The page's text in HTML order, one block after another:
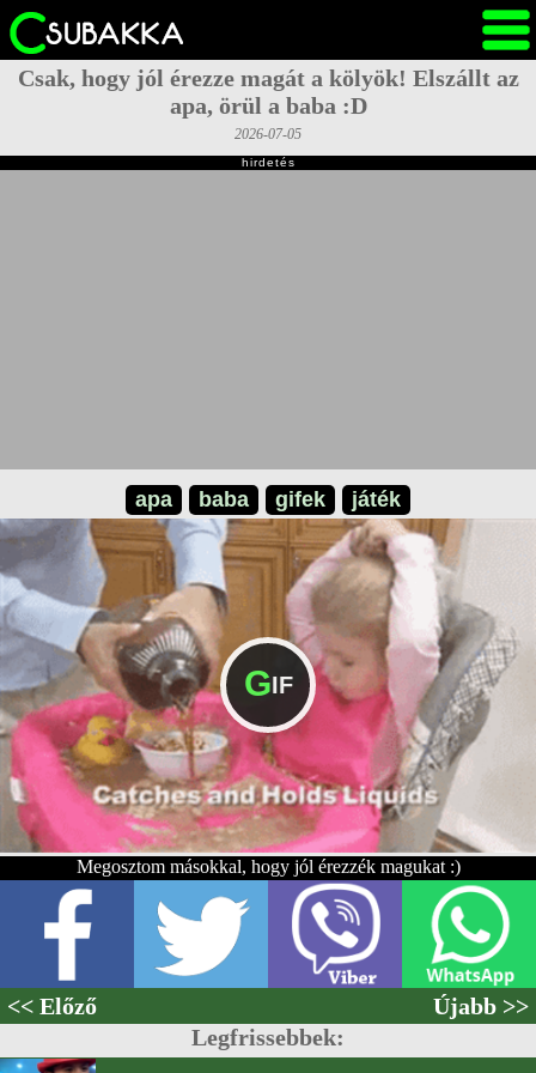
Csak, hogy jól érezze magát a kölyök! Elszállt az
apa, örül a baba :D
2026-07-05
hirdetés
apa baba gifek játék
GIF
Megosztom másokkal, hogy jól érezzék magukat :)
<< Előző
Újabb >>
Legfrissebbek: